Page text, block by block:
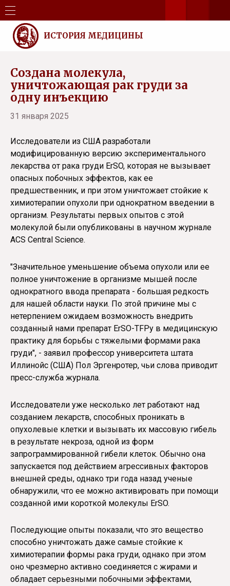
ИСТОРИЯ МЕДИЦИНЫ
Создана молекула,
уничтожающая рак груди за
одну инъекцию
31 января 2025
Исследователи из США разработали
модифицированную версию экспериментального
лекарства от рака груди ErSO, которая не вызывает
опасных побочных эффектов, как ее
предшественник, и при этом уничтожает стойкие к
химиотерапии опухоли при однократном введении в
организм. Результаты первых опытов с этой
молекулой были опубликованы в научном журнале
ACS Central Science.
"Значительное уменьшение объема опухоли или ее
полное уничтожение в организме мышей после
однократного ввода препарата - большая редкость
для нашей области науки. По этой причине мы с
нетерпением ожидаем возможность внедрить
созданный нами препарат ErSO-TFPy в медицинскую
практику для борьбы с тяжелыми формами рака
груди", - заявил профессор университета штата
Иллинойс (США) Пол Эргенротер, чьи слова приводит
пресс-служба журнала.
Исследователи уже несколько лет работают над
созданием лекарств, способных проникать в
опухолевые клетки и вызывать их массовую гибель
в результате некроза, одной из форм
запрограммированной гибели клеток. Обычно она
запускается под действием агрессивных факторов
внешней среды, однако три года назад ученые
обнаружили, что ее можно активировать при помощи
созданной ими короткой молекулы ErSO.
Последующие опыты показали, что это вещество
способно уничтожать даже самые стойкие к
химиотерапии формы рака груди, однако при этом
оно чрезмерно активно соединяется с жирами и
обладает серьезными побочными эффектами,